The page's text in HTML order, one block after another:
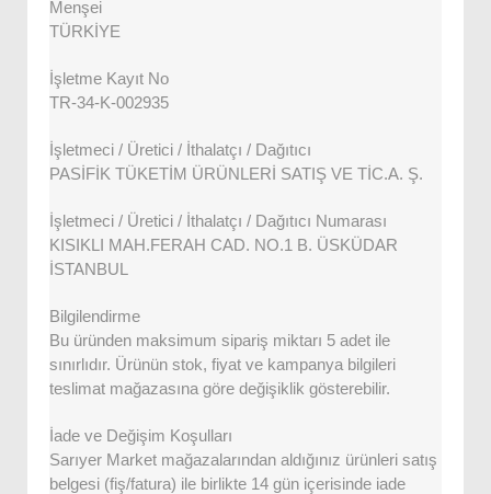
Menşei
TÜRKİYE
İşletme Kayıt No
TR-34-K-002935
İşletmeci / Üretici / İthalatçı / Dağıtıcı
PASİFİK TÜKETİM ÜRÜNLERİ SATIŞ VE TİC.A. Ş.
İşletmeci / Üretici / İthalatçı / Dağıtıcı Numarası
KISIKLI MAH.FERAH CAD. NO.1 B. ÜSKÜDAR
İSTANBUL
Bilgilendirme
Bu üründen maksimum sipariş miktarı 5 adet ile
sınırlıdır. Ürünün stok, fiyat ve kampanya bilgileri
teslimat mağazasına göre değişiklik gösterebilir.
İade ve Değişim Koşulları
Sarıyer Market mağazalarından aldığınız ürünleri satış
belgesi (fiş/fatura) ile birlikte 14 gün içerisinde iade